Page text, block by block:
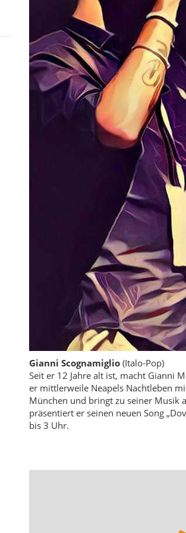
Gianni Scognamiglio (Italo-Pop)
Seit er 12 Jahre alt ist, macht Gianni
er mittlerweile Neapels Nachtleben
München und bringt zu seiner Musik
präsentiert er seinen neuen Song
bis 3 Uhr.